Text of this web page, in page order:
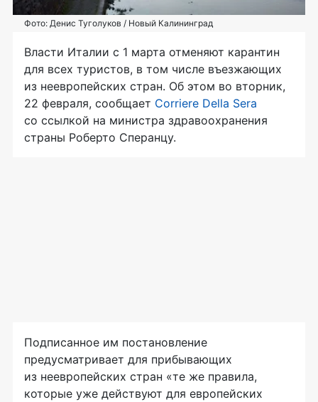
Фото: Денис Туголуков / Новый Калининград
Власти Италии с 1 марта отменяют карантин
для всех туристов, в том числе въезжающих
из неевропейских стран. Об этом во вторник,
22 февраля, сообщает Corriere Della Sera
со ссылкой на министра здравоохранения
страны Роберто Сперанцу.
Подписанное им постановление
предусматривает для прибывающих
из неевропейских стран «те же правила,
которые уже действуют для европейских